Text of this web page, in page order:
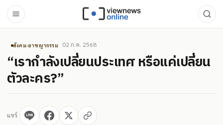
สังคม-อาชญากรรม 02 ก.ค. 2568
“เรากำลังเปลี่ยนประเทศ หรือแค่เปลี่ยน
ตัวละคร?”
แชร์